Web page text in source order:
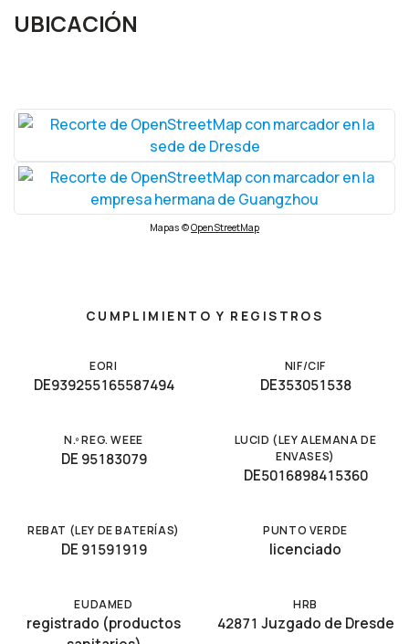
UBICACIÓN
Mapas ©OpenStreetMap
CUMPLIMIENTO Y REGISTROS
EORI
DE939255165587494
NIF/CIF
DE353051538
N.º REG. WEEE
DE 95183079
LUCID (LEY ALEMANA DE
ENVASES)
DE5016898415360
REBAT (LEY DE BATERÍAS)
DE 91591919
PUNTO VERDE
licenciado
EUDAMED
registrado (productos
HRB
42871 Juzgado de Dresde